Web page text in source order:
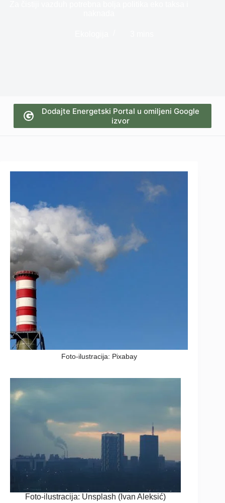
Dodajte Energetski Portal u omiljeni Google
izvor
Foto-ilustracija: Pixabay
Foto-ilustracija: Unsplash (Ivan Aleksić)